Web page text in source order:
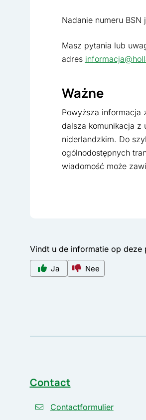
Nadanie numeru BSN
Masz pytania lub
adres
Ważne
Powyższa informacja
dalsza komunikacja z
niderlandzkim. Do
ogólnodostępnych
wiadomość może
Vindt u de informatie op deze
Ja Nee
Contact
Contactformulier